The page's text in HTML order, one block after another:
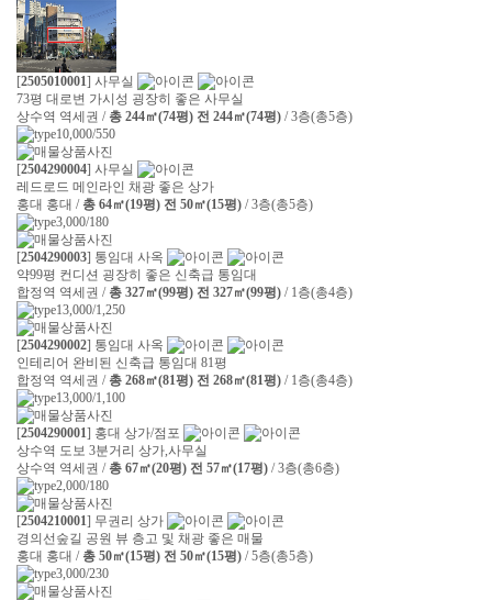
[2505010001] 사무실
73평 대로변 가시성 굉장히 좋은 사무실
상수역 역세권 / 총 244㎡(74평) 전 244㎡(74평) / 3층(총5층)
10,000/550
[2504290004] 사무실
레드로드 메인라인 채광 좋은 상가
홍대 홍대 / 총 64㎡(19평) 전 50㎡(15평) / 3층(총5층)
3,000/180
[2504290003] 통임대 사옥
약99평 컨디션 굉장히 좋은 신축급 통임대
합정역 역세권 / 총 327㎡(99평) 전 327㎡(99평) / 1층(총4층)
13,000/1,250
[2504290002] 통임대 사옥
인테리어 완비된 신축급 통임대 81평
합정역 역세권 / 총 268㎡(81평) 전 268㎡(81평) / 1층(총4층)
13,000/1,100
[2504290001] 홍대 상가/점포
상수역 도보 3분거리 상가,사무실
상수역 역세권 / 총 67㎡(20평) 전 57㎡(17평) / 3층(총6층)
2,000/180
[2504210001] 무권리 상가
경의선숲길 공원 뷰 층고 및 채광 좋은 매물
홍대 홍대 / 총 50㎡(15평) 전 50㎡(15평) / 5층(총5층)
3,000/230